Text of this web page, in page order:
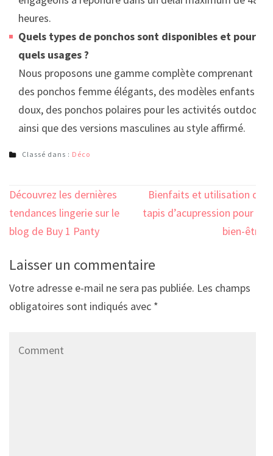
heures.
Quels types de ponchos sont disponibles et pour
quels usages ?
Nous proposons une gamme complète comprenant
des ponchos femme élégants, des modèles enfants
doux, des ponchos polaires pour les activités outdoor,
ainsi que des versions masculines au style affirmé.
Classé dans : Déco
Navigation
de
l’article
Découvrez les dernières
tendances lingerie sur le
blog de Buy 1 Panty
Bienfaits et utilisation du
tapis d’acupression pour le
bien-être
Laisser un commentaire
Votre adresse e-mail ne sera pas publiée. Les champs
obligatoires sont indiqués avec *